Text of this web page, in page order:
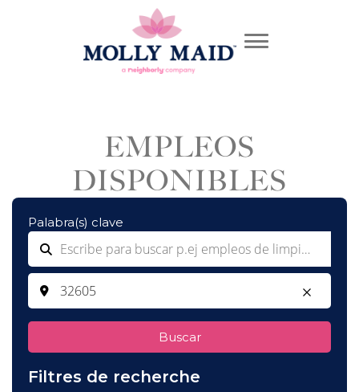
EMPLEOS
DISPONIBLES
Palabra(s) clave
Buscar
Filtres de recherche